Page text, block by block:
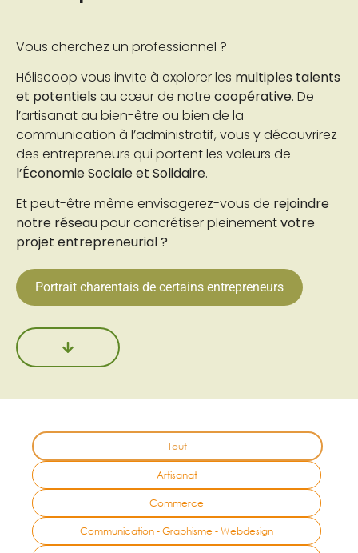
Vous cherchez un professionnel ?
Héliscoop vous invite à explorer les multiples talents
et potentiels au cœur de notre coopérative. De
l’artisanat au bien-être ou bien de la
communication à l’administratif, vous y découvrirez
des entrepreneurs qui portent les valeurs de
l’Économie Sociale et Solidaire.
Et peut-être même envisagerez-vous de rejoindre
notre réseaupour concrétiser pleinementvotre
projet entrepreneurial ?
Portrait charentais de certains entrepreneurs
Artisanat
Commerce
Communication - Graphisme - Webdesign
Tout